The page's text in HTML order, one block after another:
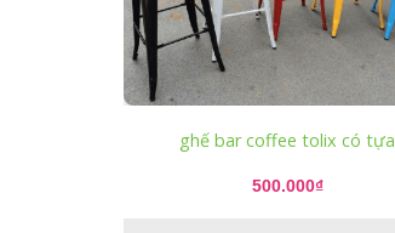
ghế bar coffee tolix có tựa
500.000₫